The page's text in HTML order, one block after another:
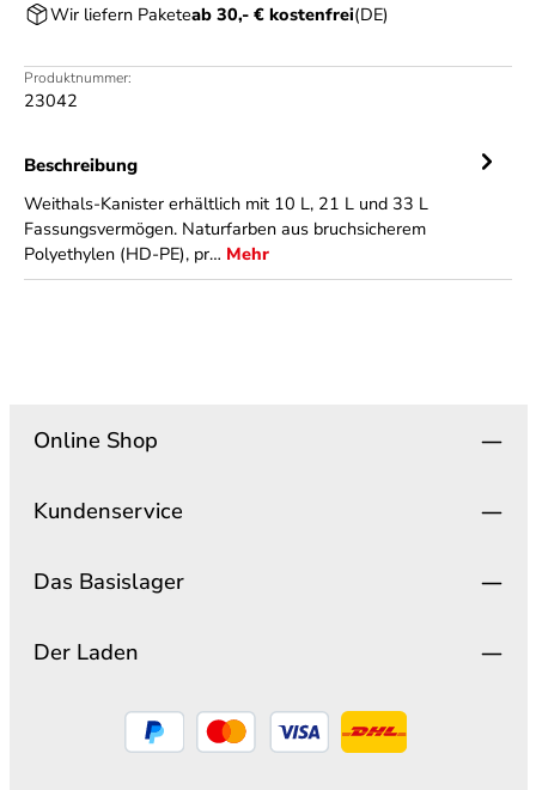
Wir liefern Paketeab 30,- € kostenfrei(DE)
Produktnummer:
23042
Beschreibung
Weithals-Kanister erhältlich mit 10 L, 21 L und 33 L
Fassungsvermögen. Naturfarben aus bruchsicherem
Polyethylen (HD-PE), pr… Mehr
Online Shop
Kundenservice
Das Basislager
Der Laden